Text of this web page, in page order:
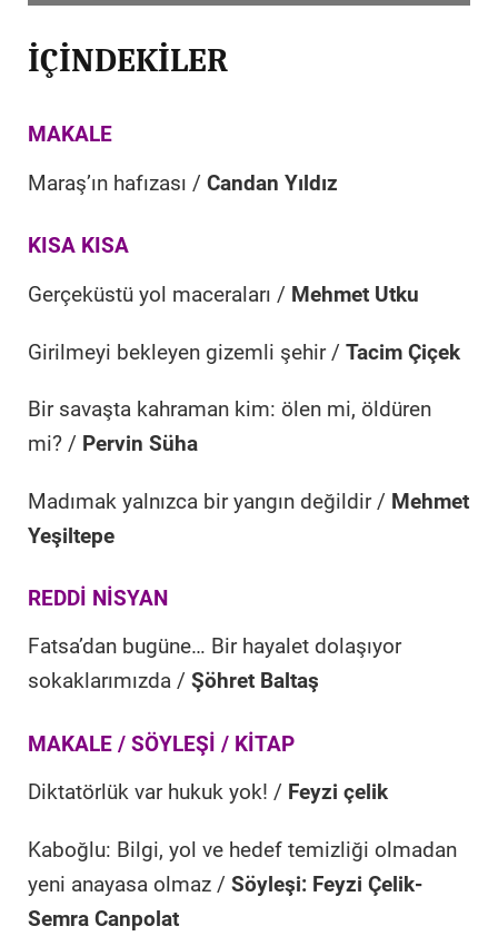
İÇİNDEKİLER
MAKALE
Maraş’ın hafızası / Candan Yıldız
KISA KISA
Gerçeküstü yol maceraları / Mehmet Utku
Girilmeyi bekleyen gizemli şehir / Tacim Çiçek
Bir savaşta kahraman kim: ölen mi, öldüren
mi? / Pervin Süha
Madımak yalnızca bir yangın değildir / Mehmet
Yeşiltepe
REDDİ NİSYAN
Fatsa’dan bugüne… Bir hayalet dolaşıyor
sokaklarımızda / Şöhret Baltaş
MAKALE / SÖYLEŞİ / KİTAP
Diktatörlük var hukuk yok! / Feyzi çelik
Kaboğlu: Bilgi, yol ve hedef temizliği olmadan
yeni anayasa olmaz / Söyleşi: Feyzi Çelik-
Semra Canpolat